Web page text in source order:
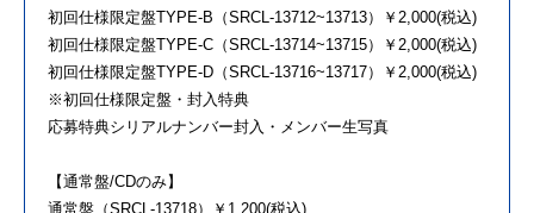
初回仕様限定盤TYPE-B（SRCL-13712~13713）￥2,000(税込)
初回仕様限定盤TYPE-C（SRCL-13714~13715）￥2,000(税込)
初回仕様限定盤TYPE-D（SRCL-13716~13717）￥2,000(税込)
※初回仕様限定盤・封入特典
応募特典シリアルナンバー封入・メンバー生写真
【通常盤/CDのみ】
通常盤（SRCL-13718）￥1,200(税込)